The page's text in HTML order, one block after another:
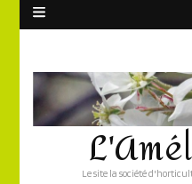
Le site la société